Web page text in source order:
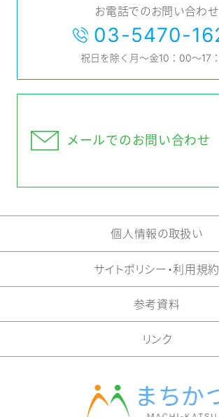
お電話でのお問い合わせ
03-5470-
祝日を除く月～金10：00～17
メールでのお問い合わせ
個人情報の取扱い
サイトポリシー・利用規約
参考資料
リンク